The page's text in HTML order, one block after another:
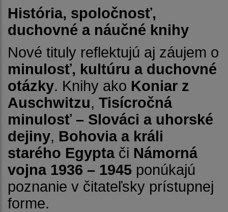
História, spoločnosť,
duchovné a náučné knihy
Nové tituly reflektujú aj záujem o
minulosť, kultúru a duchovné
otázky. Knihy ako Koniar z
Auschwitzu, Tisícročná
minulosť – Slováci a uhorské
dejiny, Bohovia a králi
starého Egyptači Námorná
vojna 1936 – 1945 ponúkajú
poznanie v čitateľsky prístupnej
forme.